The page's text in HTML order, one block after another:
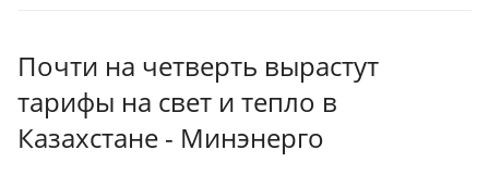
Почти на четверть вырастут
тарифы на свет и тепло в
Казахстане - Минэнерго